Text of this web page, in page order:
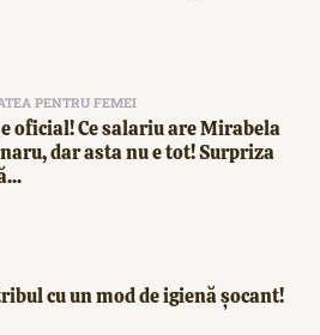
PENTRU FEMEI
oficial! Ce salariu are Mirabela
dar asta nu e tot! Surpriza
cu un mod de igienă șocant!